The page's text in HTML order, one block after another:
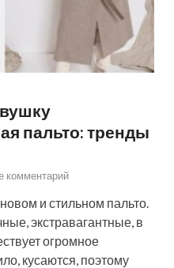
пальто: тренды
комментарий
и стильном пальто.
экстравагантные, в
огромное
кусаются, поэтому